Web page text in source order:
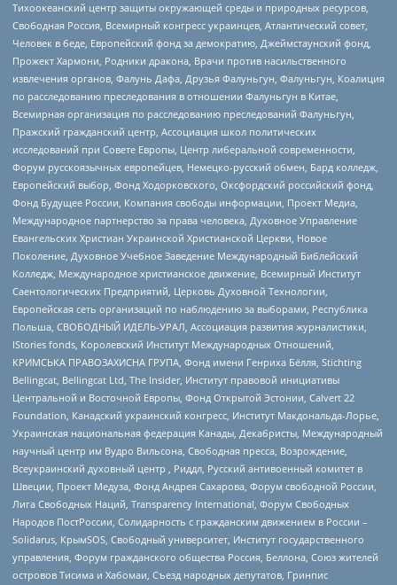
Тихоокеанский центр защиты окружающей среды и природных ресурсов,
Свободная Россия, Всемирный конгресс украинцев, Атлантический совет,
Человек в беде, Европейский фонд за демократию, Джеймстаунский фонд,
Прожект Хармони, Родники дракона, Врачи против насильственного
извлечения органов, Фалунь Дафа, Друзья Фалуньгун, Фалуньгун, Коалиция
по расследованию преследования в отношении Фалуньгун в Китае,
Всемирная организация по расследованию преследований Фалуньгун,
Пражский гражданский центр, Ассоциация школ политических
исследований при Совете Европы, Центр либеральной современности,
Форум русскоязычных европейцев, Немецко-русский обмен, Бард колледж,
Европейский выбор, Фонд Ходорковского, Оксфордский российский фонд,
Фонд Будущее России, Компания свободы информации, Проект Медиа,
Международное партнерство за права человека, Духовное Управление
Евангельских Христиан Украинской Христианской Церкви, Новое
Поколение, Духовное Учебное Заведение Международный Библейский
Колледж, Международное христианское движение, Всемирный Институт
Саентологических Предприятий, Церковь Духовной Технологии,
Европейская сеть организаций по наблюдению за выборами, Республика
Польша, СВОБОДНЫЙ ИДЕЛЬ-УРАЛ, Ассоциация развития журналистики,
IStories fonds, Королевский Институт Международных Отношений,
КРИМСЬКА ПРАВОЗАХИСНА ГРУПА, Фонд имени Генриха Бёлля, Stichting
Bellingcat, Bellingcat Ltd, The Insider, Институт правовой инициативы
Центральной и Восточной Европы, Фонд Открытой Эстонии, Calvert 22
Foundation, Канадский украинский конгресс, Институт Макдональда-Лорье,
Украинская национальная федерация Канады, Декабристы, Международный
научный центр им Вудро Вильсона, Свободная пресса, Возрождение,
Всеукраинский духовный центр , Риддл, Русский антивоенный комитет в
Швеции, Проект Медуза, Фонд Андрея Сахарова, Форум свободной России,
Лига Свободных Наций, Transparеncy International, Форум Свободных
Народов ПостРоссии, Солидарность с гражданским движением в России –
Solidarus, КрымSOS, Свободный университет, Институт государственного
управления, Форум гражданского общества Россия, Беллона, Союз жителей
островов Тисима и Хабомаи, Съезд народных депутатов, Гринпис